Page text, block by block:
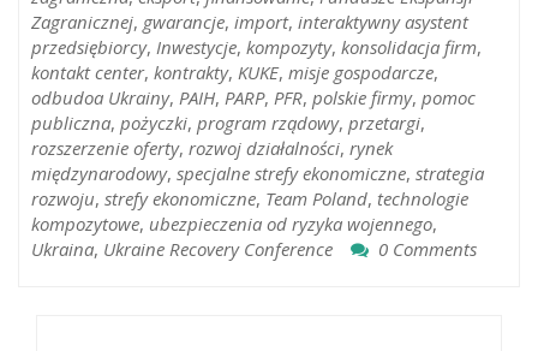
Zagranicznej, gwarancje, import, interaktywny asystent
przedsiębiorcy, Inwestycje, kompozyty, konsolidacja firm,
kontakt center, kontrakty, KUKE, misje gospodarcze,
odbudoa Ukrainy, PAIH, PARP, PFR, polskie firmy, pomoc
publiczna, pożyczki, program rządowy, przetargi,
rozszerzenie oferty, rozwoj działalności, rynek
międzynarodowy, specjalne strefy ekonomiczne, strategia
rozwoju, strefy ekonomiczne, Team Poland, technologie
kompozytowe, ubezpieczenia od ryzyka wojennego,
Ukraina, Ukraine Recovery Conference 0 Comments